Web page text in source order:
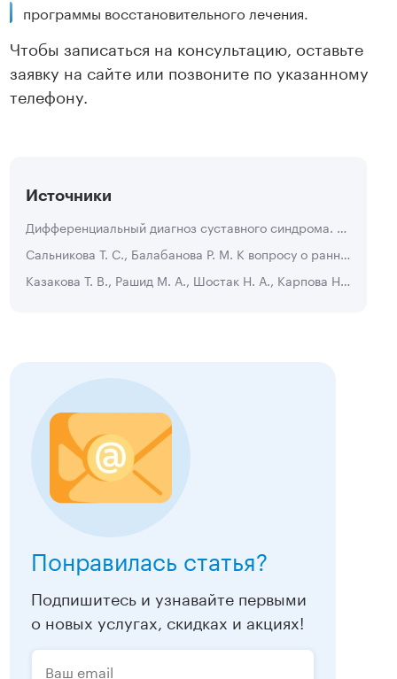
программы восстановительного лечения.
Чтобы записаться на консультацию, оставьте
заявку на сайте или позвоните по указанному
телефону.
Источники
Дифференциальный диагноз суставного синдрома. Ситуации, требующие длительного назначения НПВС. Стратегия и тактика терапевта.
Сальникова Т. С., Балабанова Р. М. К вопросу о ранней диагностике ревматоидного артрита // Научно-практическая ревматология. 2003. №2.
Казакова Т. В., Рашид М. А., Шостак Н. А., Карпова Н. Ю. Реактивный артрит: клиника, диагностика и лечение // Лечебное дело. 2010. №1.
Понравилась статья?
Подпишитесь и узнавайте первыми
о новых услугах, скидках и акциях!